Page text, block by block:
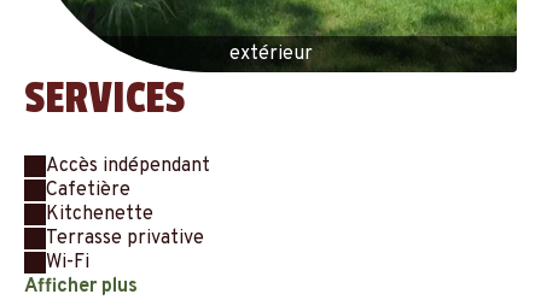
extérieur
SERVICES
Accès indépendant
Cafetière
Kitchenette
Terrasse privative
Wi-Fi
Afficher plus